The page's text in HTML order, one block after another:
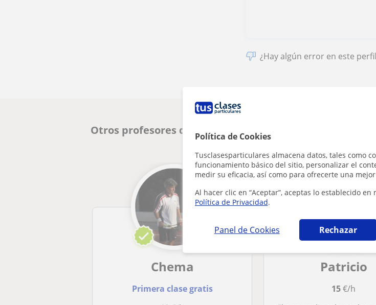
Política de Cookies
Tusclasesparticulares almacena datos, tales como
funcionamiento básico del sitio, personalizar el
medir su eficacia, así como para ofrecerte una
Al hacer clic en “Aceptar”, aceptas lo establecido en
Política de Privacidad.
Panel de Cookies Rechazar
¿Hay algún error en este
Otros profesores de Ajedrez en Alicante que pueden
Chema
Primera clase gratis
Patricio
15€/h